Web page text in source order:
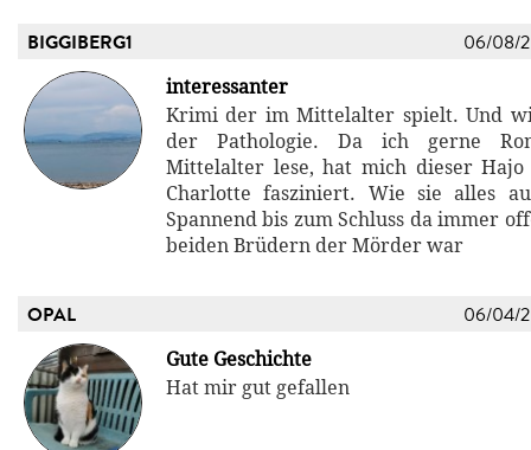
BIGGIBERG1 06/08/
interessanter
Krimi der im Mittelalter spielt. Und
der Pathologie. Da ich gerne
Mittelalter lese, hat mich dieser Hajo
Charlotte fasziniert. Wie sie alles
Spannend bis zum Schluss da immer
beiden Brüdern der Mörder war
OPAL 06/04/
Gute Geschichte
Hat mir gut gefallen